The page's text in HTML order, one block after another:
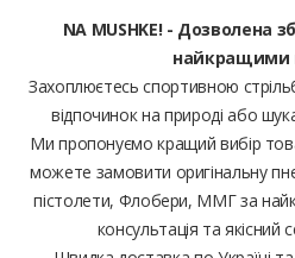
NA MUSHKE! - Дозволена
найкращими
Захоплюєтесь спортивною
відпочинок на природі або
Ми пропонуємо кращий вибір
можете замовити оригінальну
пістолети, Флобери, ММГ за
консультація та якісний